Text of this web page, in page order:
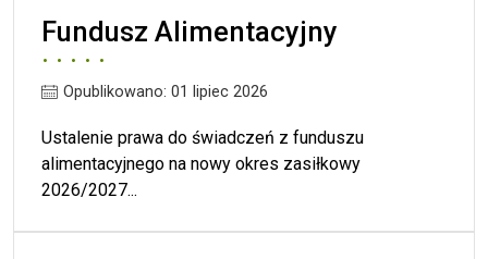
Fundusz Alimentacyjny
Opublikowano: 01 lipiec 2026
Ustalenie prawa do świadczeń z funduszu
alimentacyjnego na nowy okres zasiłkowy
2026/2027...